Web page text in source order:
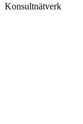
Konsultnätverk